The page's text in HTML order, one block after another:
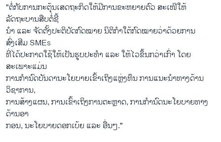
"ຕໍ່ກັບການກະຕຸ້ນເສດຖະກິດໃຫ້ມີການຂະຫຍາຍຕົວ ສະເໜີໃຫ້
ລັດຖະບານສືບຕໍ່ຊີ້
ນຳ ແລະ ຈັດຕັ້ງປະຕິບັດກົດໝາຍ ນິຕິກຳໃຕ້ກົດໝາຍວ່າດ້ວຍການ
ສົ່ງເສີມ SMEs
ທີ່ໄດ້ປະກາດໃຊ້ໃຫ້ເປັນຮູບປະທຳ ແລະ ໃຫ້ໄວຂຶ້ນກວ່າເກົ່າ ໂດຍ
ສະເພາະແມ່ນ
ການກຳນົດບັນດານະໂຍບາຍເຂົ້າເຖິງແຫຼ່ງທຶນ ການແນະນຳທາງດ້ານ
ວິຊາການ,
ການສ້າງແຜນ, ການເຂົ້າເຖິງການຕະຫຼາດ, ການກຳນົດນະໂຍບາຍທາງ
ດ້ານອາ
ກອນ, ນະໂຍບາຍດອກເບ້ຍ ແລະ ອື່ນໆ."